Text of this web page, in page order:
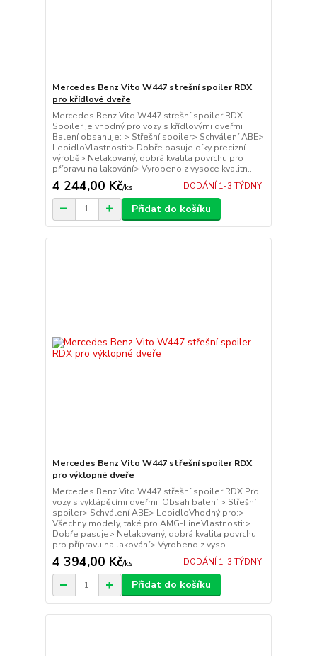
Mercedes Benz Vito W447 strešní spoiler RDX
pro křídlové dveře
Mercedes Benz Vito W447 strešní spoiler RDX
Spoiler je vhodný pro vozy s křídlovými dveřmi
Balení obsahuje: > Střešní spoiler> Schválení ABE>
LepidloVlastnosti:> Dobře pasuje díky precizní
výrobě> Nelakovaný, dobrá kvalita povrchu pro
přípravu na lakování> Vyrobeno z vysoce kvalitn...
4 244,00 Kč/ks DODÁNÍ 1-3 TÝDNY
Přidat do košíku
Mercedes Benz Vito W447 střešní spoiler RDX
pro výklopné dveře
Mercedes Benz Vito W447 střešní spoiler RDX Pro
vozy s vyklápěcími dveřmi Obsah balení:> Střešní
spoiler> Schválení ABE> LepidloVhodný pro:>
Všechny modely, také pro AMG-LineVlastnosti:>
Dobře pasuje> Nelakovaný, dobrá kvalita povrchu
pro přípravu na lakování> Vyrobeno z vyso...
4 394,00 Kč/ks DODÁNÍ 1-3 TÝDNY
Přidat do košíku